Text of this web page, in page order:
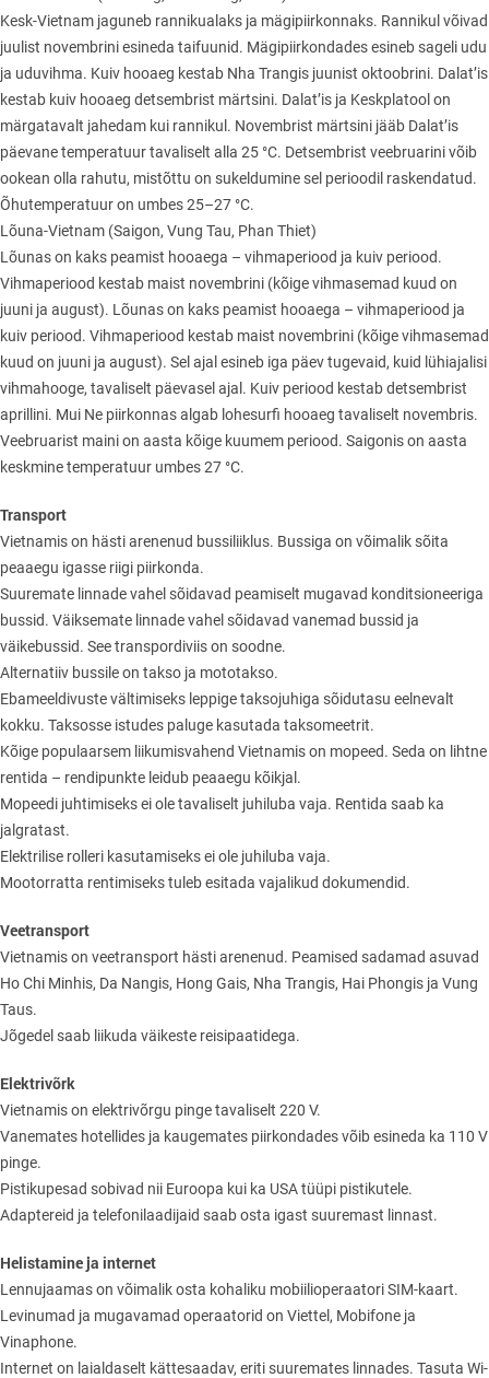
Kesk-Vietnam jaguneb rannikualaks ja mägipiirkonnaks. Rannikul võivad
juulist novembrini esineda taifuunid. Mägipiirkondades esineb sageli udu
ja uduvihma. Kuiv hooaeg kestab Nha Trangis juunist oktoobrini. Dalat’is
kestab kuiv hooaeg detsembrist märtsini. Dalat’is ja Keskplatool on
märgatavalt jahedam kui rannikul. Novembrist märtsini jääb Dalat’is
päevane temperatuur tavaliselt alla 25 °C. Detsembrist veebruarini võib
ookean olla rahutu, mistõttu on sukeldumine sel perioodil raskendatud.
Õhutemperatuur on umbes 25–27 °C.
Lõuna-Vietnam (Saigon, Vung Tau, Phan Thiet)
Lõunas on kaks peamist hooaega – vihmaperiood ja kuiv periood.
Vihmaperiood kestab maist novembrini (kõige vihmasemad kuud on
juuni ja august). Lõunas on kaks peamist hooaega – vihmaperiood ja
kuiv periood. Vihmaperiood kestab maist novembrini (kõige vihmasemad
kuud on juuni ja august). Sel ajal esineb iga päev tugevaid, kuid lühiajalisi
vihmahooge, tavaliselt päevasel ajal. Kuiv periood kestab detsembrist
aprillini. Mui Ne piirkonnas algab lohesurfi hooaeg tavaliselt novembris.
Veebruarist maini on aasta kõige kuumem periood. Saigonis on aasta
keskmine temperatuur umbes 27 °C.
Transport
Vietnamis on hästi arenenud bussiliiklus. Bussiga on võimalik sõita
peaaegu igasse riigi piirkonda.
Suuremate linnade vahel sõidavad peamiselt mugavad konditsioneeriga
bussid. Väiksemate linnade vahel sõidavad vanemad bussid ja
väikebussid. See transpordiviis on soodne.
Alternatiiv bussile on takso ja mototakso.
Ebameeldivuste vältimiseks leppige taksojuhiga sõidutasu eelnevalt
kokku. Taksosse istudes paluge kasutada taksomeetrit.
Kõige populaarsem liikumisvahend Vietnamis on mopeed. Seda on lihtne
rentida – rendipunkte leidub peaaegu kõikjal.
Mopeedi juhtimiseks ei ole tavaliselt juhiluba vaja. Rentida saab ka
jalgratast.
Elektrilise rolleri kasutamiseks ei ole juhiluba vaja.
Mootorratta rentimiseks tuleb esitada vajalikud dokumendid.
Veetransport
Vietnamis on veetransport hästi arenenud. Peamised sadamad asuvad
Ho Chi Minhis, Da Nangis, Hong Gais, Nha Trangis, Hai Phongis ja Vung
Taus.
Jõgedel saab liikuda väikeste reisipaatidega.
Elektrivõrk
Vietnamis on elektrivõrgu pinge tavaliselt 220 V.
Vanemates hotellides ja kaugemates piirkondades võib esineda ka 110 V
pinge.
Pistikupesad sobivad nii Euroopa kui ka USA tüüpi pistikutele.
Adaptereid ja telefonilaadijaid saab osta igast suuremast linnast.
Helistamine ja internet
Lennujaamas on võimalik osta kohaliku mobiilioperaatori SIM-kaart.
Levinumad ja mugavamad operaatorid on Viettel, Mobifone ja
Vinaphone.
Internet on laialdaselt kättesaadav, eriti suuremates linnades. Tasuta Wi-